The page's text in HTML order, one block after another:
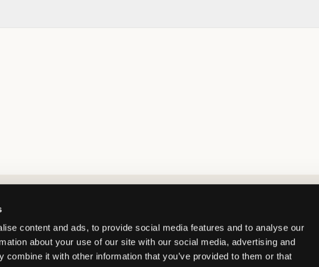
content and ads, to provide social media features and to analyse our
about your use of our site with our social media, advertising and
combine it with other information that you’ve provided to them or that